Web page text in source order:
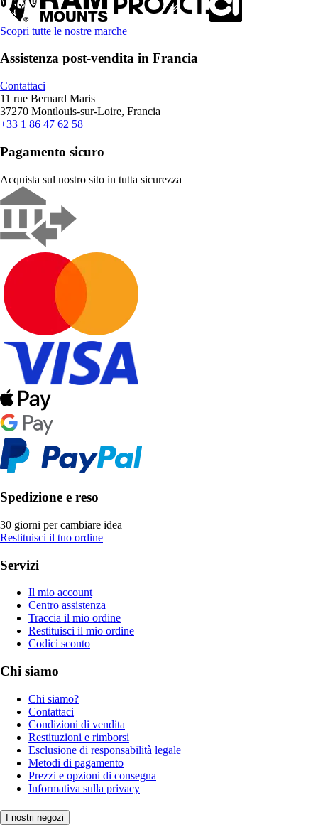
Scopri tutte le nostre marche
Assistenza post-vendita in Francia
Contattaci
11 rue Bernard Maris
37270 Montlouis-sur-Loire, Francia
+33 1 86 47 62 58
Pagamento sicuro
Acquista sul nostro sito in tutta sicurezza
Spedizione e reso
30 giorni per cambiare idea
Restituisci il tuo ordine
Servizi
Il mio account
Centro assistenza
Traccia il mio ordine
Restituisci il mio ordine
Codici sconto
Chi siamo
Chi siamo?
Contattaci
Condizioni di vendita
Restituzioni e rimborsi
Esclusione di responsabilità legale
Metodi di pagamento
Prezzi e opzioni di consegna
Informativa sulla privacy
I nostri negozi